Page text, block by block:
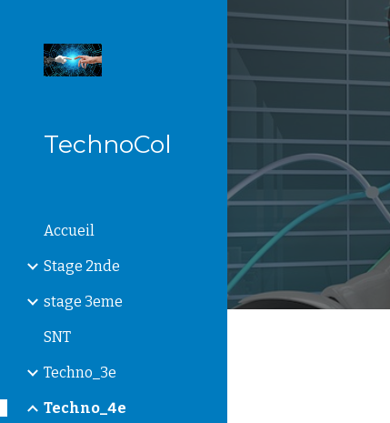
TechnoCol
Accueil
Stage 2nde
stage 3eme
SNT
Techno_3e
Techno_4e